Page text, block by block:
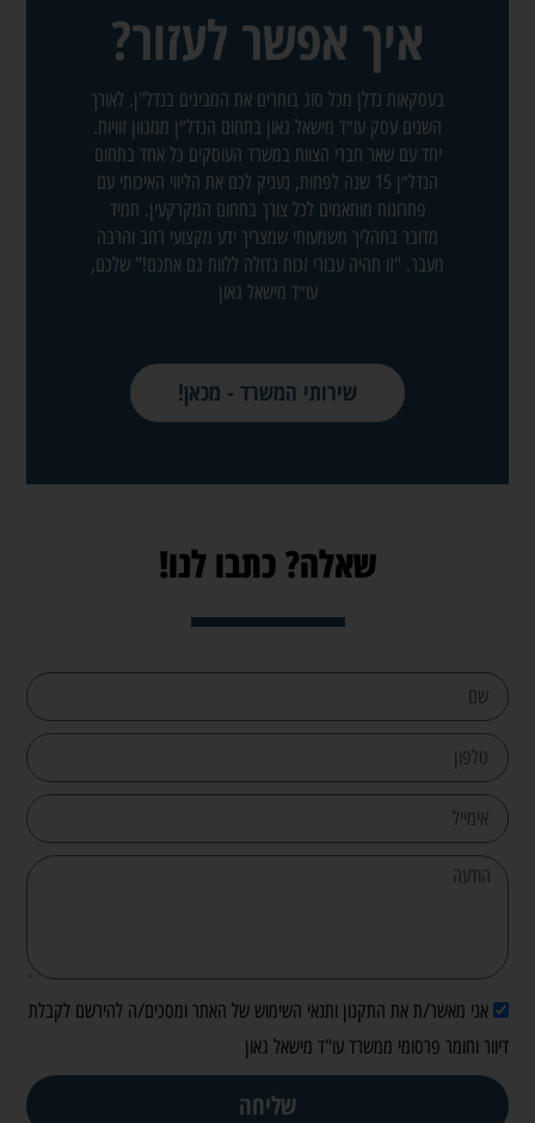
איך אפשר לעזור?
בעסקאות נדלן מכל סוג בוחרים את המבינים בנדל"ן. לאורך
השנים עסק עו״ד מישאל גאון בתחום הנדל״ן ממגוון זוויות.
יחד עם שאר חברי הצוות במשרד העוסקים כל אחד בתחום
הנדל״ן 15 שנה לפחות, נעניק לכם את הליווי האיכותי עם
פתרונות מותאמים לכל צורך בתחום המקרקעין. תמיד
מדובר בתהליך משמעותי שמצריך ידע מקצועי רחב והרבה
מעבר. "זו תהיה עבורי זכות גדולה ללוות גם אתכם!" שלכם,
עו״ד מישאל גאון
שירותי המשרד - מכאן!
שאלה? כתבו לנו!
אני מאשר/ת את התקנון ותנאי השימוש של האתר ומסכים/ה להירשם לקבלת
דיוור וחומר פרסומי ממשרד עו"ד מישאל גאון
שליחה